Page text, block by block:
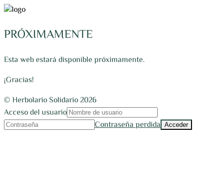
PRÓXIMAMENTE
Esta web estará disponible próximamente.
¡Gracias!
© Herbolario Solidario 2026
Acceso del usuario
Contraseña perdida